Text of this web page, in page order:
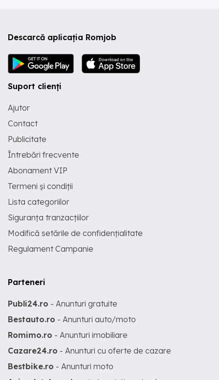
Descarcă aplicația Romjob
Suport clienți
Ajutor
Contact
Publicitate
Întrebări frecvente
Abonament VIP
Termeni și condiții
Lista categoriilor
Siguranța tranzacțiilor
Modifică setările de confidențialitate
Regulament Campanie
Parteneri
Publi24.ro - Anunturi gratuite
Bestauto.ro - Anunturi auto/moto
Romimo.ro - Anunturi imobiliare
Cazare24.ro - Anunturi cu oferte de cazare
Bestbike.ro - Anunturi moto